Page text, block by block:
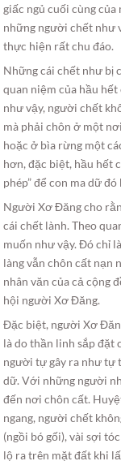
giấc ngủ cuối cùng của
những người chết như
thực hiện rất chu đáo.
Những cái chết như bị
quan niệm của hầu
như vậy, người chết
mà phải chôn ở một
hoặc ở bìa rừng một
hơn, đặc biệt, hầu hết
phép” để con ma dữ
Người Xơ Đăng cho
cái chết lành. Theo
muốn như vậy. Đó chỉ
làng vẫn chôn cất nạn
nhân văn của cả cộng
hội người Xơ Đăng.
Đặc biệt, người Xơ
là do thần linh sắp đặt
người tự gây ra như tự
dữ. Với những người
đến nơi chôn cất.
ngang, người chết
(ngồi bó gối), vài sợi
lộ ra trên mặt đất khi